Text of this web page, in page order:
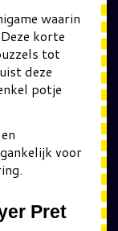
waarin
korte
tot
deze
potje
voor
Pret